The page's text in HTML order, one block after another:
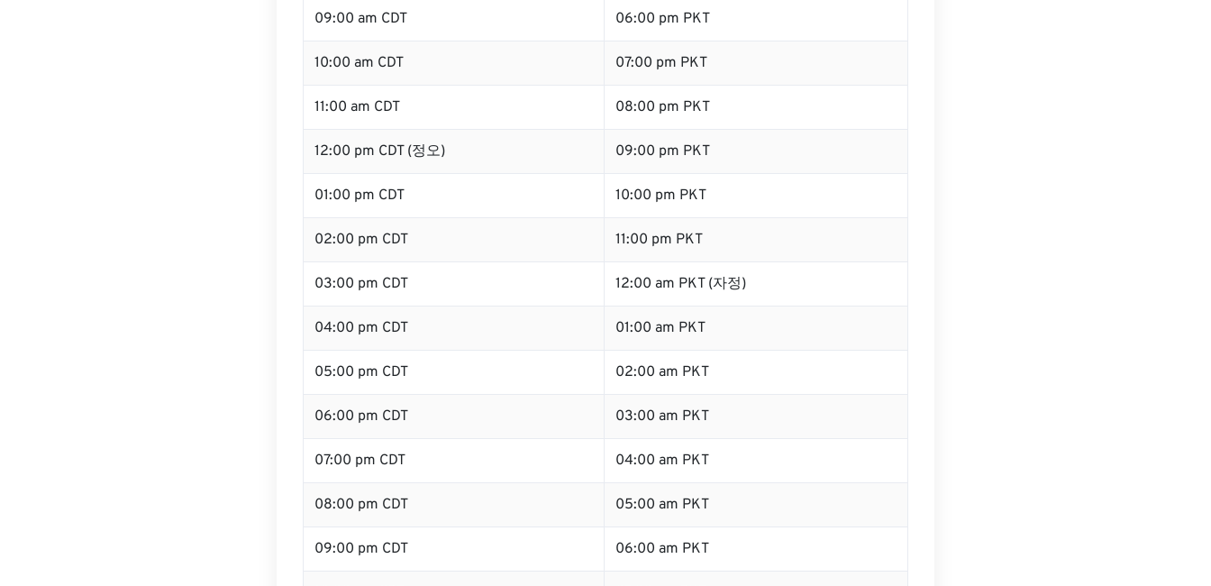
09:00 am CDT 06:00 pm PKT
10:00 am CDT 07:00 pm PKT
11:00 am CDT 08:00 pm PKT
12:00 pm CDT (정오) 09:00 pm PKT
01:00 pm CDT 10:00 pm PKT
02:00 pm CDT 11:00 pm PKT
03:00 pm CDT 12:00 am PKT (자정)
04:00 pm CDT 01:00 am PKT
05:00 pm CDT 02:00 am PKT
06:00 pm CDT 03:00 am PKT
07:00 pm CDT 04:00 am PKT
08:00 pm CDT 05:00 am PKT
09:00 pm CDT 06:00 am PKT